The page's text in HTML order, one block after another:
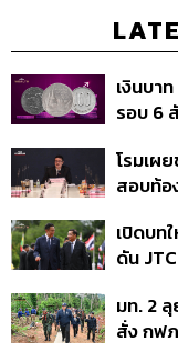
เงินบา
รอบ 6
สหรัฐ
ต่อดอล
โรมเผ
สอบท้อ
อนุทิน
ตัดตอน
เปิดบท
ดัน
ชายแด
ทวาย
มท. 2
สั่ง กฟ